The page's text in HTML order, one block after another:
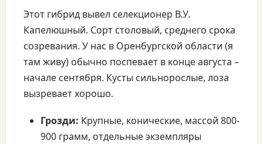
Этот гибрид вывел селекционер В.У.
Капелюшный. Сорт столовый, среднего срока
созревания. У нас в Оренбургской области (я
там живу) обычно поспевает в конце августа –
начале сентября. Кусты сильнорослые, лоза
вызревает хорошо.
Грозди: Крупные, конические, массой 800-
900 грамм, отдельные экземпляры